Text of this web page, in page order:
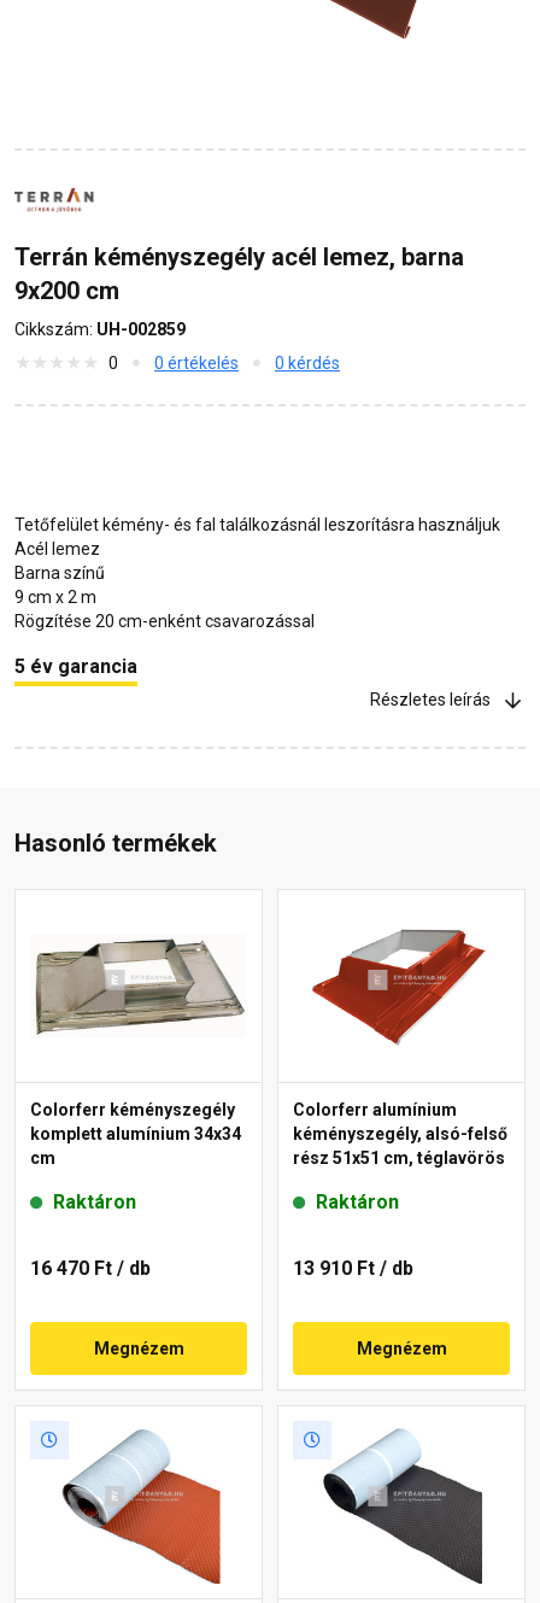
Terrán kéményszegély acél lemez, barna
9x200 cm
Cikkszám: UH-002859
0
0 értékelés 0 kérdés
Tetőfelület kémény- és fal találkozásnál leszorításra használjuk
Acél lemez
Barna színű
9 cm x 2 m
Rögzítése 20 cm-enként csavarozással
5 év garancia
Részletes leírás
Hasonló termékek
Colorferr kéményszegély
komplett alumínium 34x34
cm
Raktáron
16 470 Ft / db
Megnézem
Colorferr alumínium
kéményszegély, alsó-felső
rész 51x51 cm, téglavörös
Raktáron
13 910 Ft / db
Megnézem